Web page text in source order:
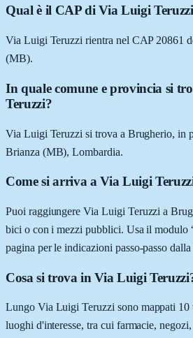
Qual è il CAP di Via Luigi
Via Luigi Teruzzi rientra nel CAP 20861
(MB).
In quale comune e provincia si
Teruzzi?
Via Luigi Teruzzi si trova a Brugherio, in
Brianza (MB), Lombardia.
Come si arriva a Via Luigi
Puoi raggiungere Via Luigi Teruzzi a
bici o con i mezzi pubblici. Usa il modulo
pagina per le indicazioni passo-passo
Cosa si trova in Via Luigi
Lungo Via Luigi Teruzzi sono mappati 10
luoghi d'interesse, tra cui farmacie,